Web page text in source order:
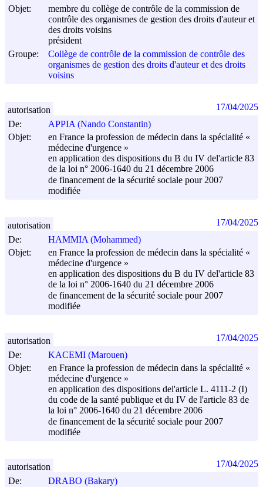
Objet:
membre du collège de contrôle de la commission de
contrôle des organismes de gestion des droits d'auteur et
des droits voisins
président
Groupe:
Collège de contrôle de la commission de contrôle des
organismes de gestion des droits d'auteur et des droits
voisins
De:
APPIA (Nando Constantin)
Objet:
en France la profession de médecin dans la spécialité «
médecine d'urgence »
en application des dispositions du B du IV del'article 83
de la loi n° 2006-1640 du 21 décembre 2006
de financement de la sécurité sociale pour 2007
modifiée
autorisation 17/04/2025
De:
HAMMIA (Mohammed)
Objet:
en France la profession de médecin dans la spécialité «
médecine d'urgence »
en application des dispositions du B du IV del'article 83
de la loi n° 2006-1640 du 21 décembre 2006
de financement de la sécurité sociale pour 2007
modifiée
autorisation 17/04/2025
De:
KACEMI (Marouen)
Objet:
en France la profession de médecin dans la spécialité «
médecine d'urgence »
en application des dispositions del'article L. 4111-2 (I)
du code de la santé publique et du IV de l'article 83 de
la loi n° 2006-1640 du 21 décembre 2006
de financement de la sécurité sociale pour 2007
modifiée
autorisation 17/04/2025
De:
DRABO (Bakary)
autorisation 17/04/2025